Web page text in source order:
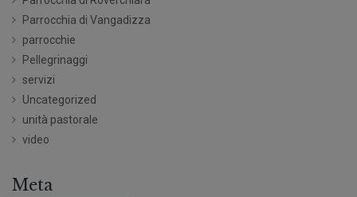
Parrocchia di Vangadizza
parrocchie
Pellegrinaggi
servizi
Uncategorized
unità pastorale
video
Meta